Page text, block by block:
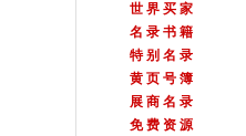
世 界 买 家
名 录 书 籍
特 别 名 录
黄 页 号 簿
展 商 名 录
免 费 资 源